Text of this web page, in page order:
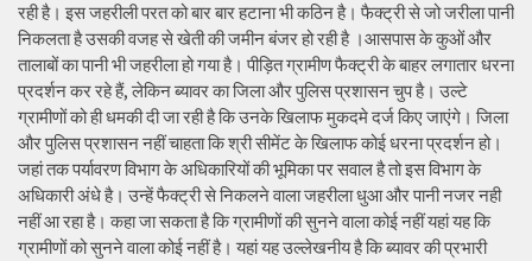
रही है। इस जहरीली परत को बार बार हटाना भी कठिन है। फैक्ट्री से जो जरीला पानी
निकलता है उसकी वजह से खेती की जमीन बंजर हो रही है ।आसपास के कुओं और
तालाबों का पानी भी जहरीला हो गया है। पीड़ित ग्रामीण फैक्ट्री के बाहर लगातार धरना
प्रदर्शन कर रहे हैं, लेकिन ब्यावर का जिला और पुलिस प्रशासन चुप है। उल्टे
ग्रामीणों को ही धमकी दी जा रही है कि उनके खिलाफ मुकदमे दर्ज किए जाएंगे। जिला
और पुलिस प्रशासन नहीं चाहता कि श्री सीमेंट के खिलाफ कोई धरना प्रदर्शन हो।
जहां तक पर्यावरण विभाग के अधिकारियों की भूमिका पर सवाल है तो इस विभाग के
अधिकारी अंधे है। उन्हें फैक्ट्री से निकलने वाला जहरीला धुआ और पानी नजर नही
नहीं आ रहा है। कहा जा सकता है कि ग्रामीणों की सुनने वाला कोई नहीं यहां यह कि
ग्रामीणों को सुनने वाला कोई नहीं है। यहां यह उल्लेखनीय है कि ब्यावर की प्रभारी